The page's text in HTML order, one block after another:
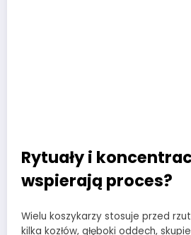
Rytuały i
wspierają proces?
Wielu koszykarzy stosuje przed
kilka kozłów, głęboki oddech,